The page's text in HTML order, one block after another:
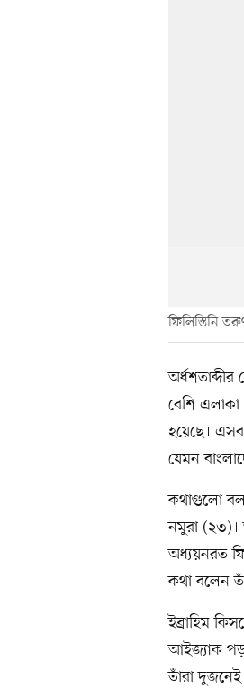
ফিলিস্তিনি
বেশি এলাকা
হয়েছে।
যেমন
কথাগুলো
নমুরা (২৩)।
অধ্যয়নরত
কথা বলেন
ইব্রাহিম
আইজ্যাক
তাঁরা দুজনেই